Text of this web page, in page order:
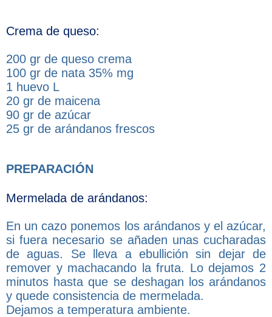
Crema de queso:
200 gr de queso crema
100 gr de nata 35% mg
1 huevo L
20 gr de maicena
90 gr de azúcar
25 gr de arándanos frescos
PREPARACIÓN
Mermelada de arándanos:
En un cazo ponemos los arándanos y el azúcar,
si fuera necesario se añaden unas cucharadas
de aguas. Se lleva a ebullición sin dejar de
remover y machacando la fruta. Lo dejamos 2
minutos hasta que se deshagan los arándanos
y quede consistencia de mermelada.
Dejamos a temperatura ambiente.